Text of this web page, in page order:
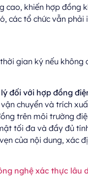
cao, khiến hợp đồng
các tổ chức vẫn phải
gian ký nếu không
đối với hợp đồng
chuyển và trích
trên môi trường
tối đa và đầy đủ
của nội dung, xác
nghệ xác thực lâu